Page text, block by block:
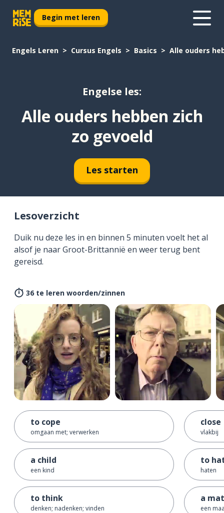
Begin met leren
Engels Leren Cursus Engels Basics Alle ouders
Engelse les:
Alle ouders hebben zich
zo gevoeld
Les starten
Lesoverzicht
Duik nu deze les in en binnen 5 minuten voelt het al
alsof je naar Groot-Brittannië en weer terug bent
gereisd.
36 te leren woorden/zinnen
to cope
omgaan met; verwerken
a child
een kind
to think
denken; nadenken; vinden
close
vlakbij
to
haten
a
een